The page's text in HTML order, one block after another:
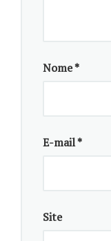
poesia
ancoram
Como hipótese
Nome*
E-mail*
Site